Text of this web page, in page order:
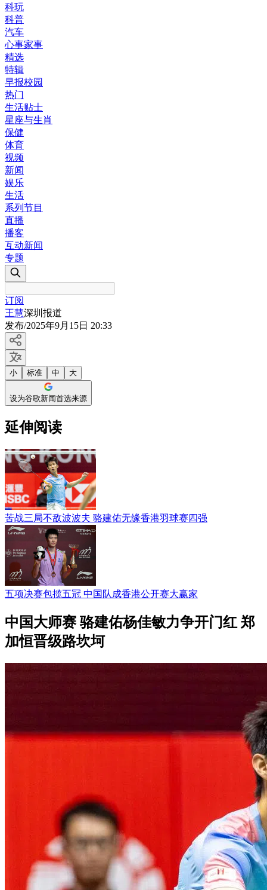
科玩
科普
汽车
心事家事
精选
特辑
早报校园
热门
生活贴士
星座与生肖
保健
体育
视频
新闻
娱乐
生活
系列节目
直播
播客
互动新闻
专题
订阅
王慧深圳报道
发布/2025年9月15日 20:33
小 标准 中 大
设为谷歌新闻首选来源
延伸阅读
苦战三局不敌波波夫 骆建佑无缘香港羽球赛四强
五项决赛包揽五冠 中国队成香港公开赛大赢家
中国大师赛 骆建佑杨佳敏力争开门红 郑
加恒晋级路坎坷